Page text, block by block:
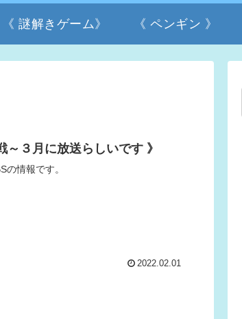
《 謎解きゲーム》 《 ペンギン 》
～３月に放送らしいです 》
の情報です。
2022.02.01